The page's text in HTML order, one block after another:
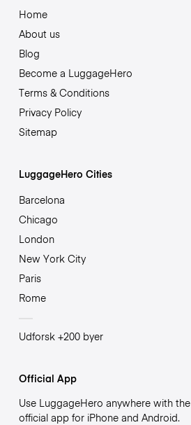
Home
About us
Blog
Become a LuggageHero
Terms & Conditions
Privacy Policy
Sitemap
LuggageHero Cities
Barcelona
Chicago
London
New York City
Paris
Rome
Udforsk +200 byer
Official App
Use LuggageHero anywhere with the
official app for iPhone and Android.